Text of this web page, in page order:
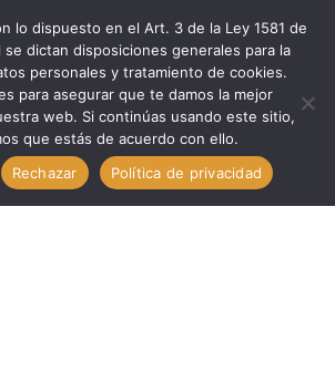
Protección
Térmico (Temporizador). TECHMAN
lo dispuesto en el Art. 3 de la Ley 1581 de
se dictan disposiciones generales para la
personales y tratamiento de cookies.
para asegurar que te damos la mejor
web. Si continúas usando este sitio,
que estás de acuerdo con ello.
Rechazar Política de privacidad